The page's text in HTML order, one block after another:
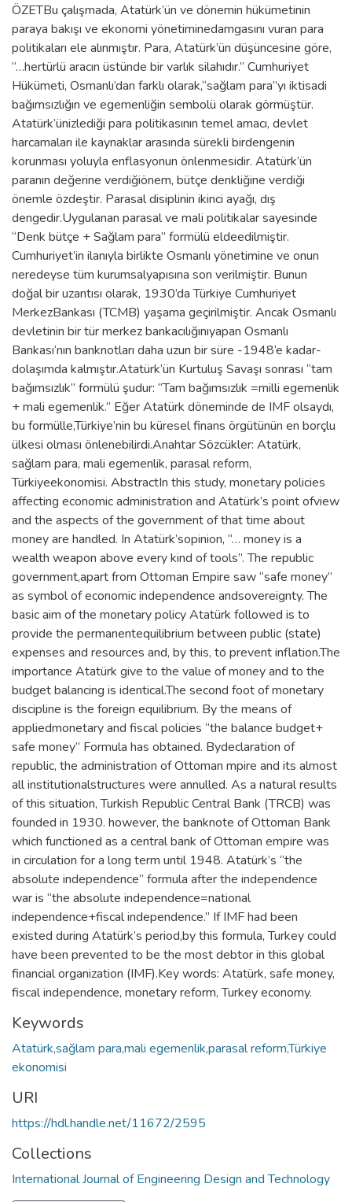
ÖZETBu çalışmada, Atatürk’ün ve dönemin hükümetinin
paraya bakışı ve ekonomi yönetiminedamgasını vuran para
politikaları ele alınmıştır. Para, Atatürk’ün düşüncesine göre,
“…hertürlü aracın üstünde bir varlık silahıdır.” Cumhuriyet
Hükümeti, Osmanlı’dan farklı olarak,“sağlam para”yı iktisadi
bağımsızlığın ve egemenliğin sembolü olarak görmüştür.
Atatürk’ünizlediği para politikasının temel amacı, devlet
harcamaları ile kaynaklar arasında sürekli birdengenin
korunması yoluyla enflasyonun önlenmesidir. Atatürk’ün
paranın değerine verdiğiönem, bütçe denkliğine verdiği
önemle özdeştir. Parasal disiplinin ikinci ayağı, dış
dengedir.Uygulanan parasal ve mali politikalar sayesinde
“Denk bütçe + Sağlam para” formülü eldeedilmiştir.
Cumhuriyet’in ilanıyla birlikte Osmanlı yönetimine ve onun
neredeyse tüm kurumsalyapısına son verilmiştir. Bunun
doğal bir uzantısı olarak, 1930’da Türkiye Cumhuriyet
MerkezBankası (TCMB) yaşama geçirilmiştir. Ancak Osmanlı
devletinin bir tür merkez bankacılığınıyapan Osmanlı
Bankası’nın banknotları daha uzun bir süre -1948’e kadar-
dolaşımda kalmıştır.Atatürk’ün Kurtuluş Savaşı sonrası “tam
bağımsızlık” formülü şudur: “Tam bağımsızlık =milli egemenlik
+ mali egemenlik.” Eğer Atatürk döneminde de IMF olsaydı,
bu formülle,Türkiye’nin bu küresel finans örgütünün en borçlu
ülkesi olması önlenebilirdi.Anahtar Sözcükler: Atatürk,
sağlam para, mali egemenlik, parasal reform,
Türkiyeekonomisi. AbstractIn this study, monetary policies
affecting economic administration and Atatürk’s point ofview
and the aspects of the government of that time about
money are handled. In Atatürk’sopinion, “… money is a
wealth weapon above every kind of tools”. The republic
government,apart from Ottoman Empire saw “safe money”
as symbol of economic independence andsovereignty. The
basic aim of the monetary policy Atatürk followed is to
provide the permanentequilibrium between public (state)
expenses and resources and, by this, to prevent inflation.The
importance Atatürk give to the value of money and to the
budget balancing is identical.The second foot of monetary
discipline is the foreign equilibrium. By the means of
appliedmonetary and fiscal policies “the balance budget+
safe money” Formula has obtained. Bydeclaration of
republic, the administration of Ottoman mpire and its almost
all institutionalstructures were annulled. As a natural results
of this situation, Turkish Republic Central Bank (TRCB) was
founded in 1930. however, the banknote of Ottoman Bank
which functioned as a central bank of Ottoman empire was
in circulation for a long term until 1948. Atatürk’s “the
absolute independence” formula after the independence
war is “the absolute independence=national
independence+fiscal independence.” If IMF had been
existed during Atatürk’s period,by this formula, Turkey could
have been prevented to be the most debtor in this global
financial organization (IMF).Key words: Atatürk, safe money,
fiscal independence, monetary reform, Turkey economy.
Keywords
Atatürk,sağlam para,mali egemenlik,parasal reform,Türkiye
ekonomisi
URI
https://hdl.handle.net/11672/2595
Collections
International Journal of Engineering Design and Technology